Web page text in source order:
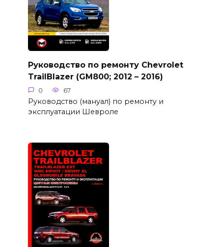
Руководство по ремонту Chevrolet
TrailBlazer (GM800; 2012 – 2016)
0 67
Руководство (мануал) по ремонту и
эксплуатации Шевроле